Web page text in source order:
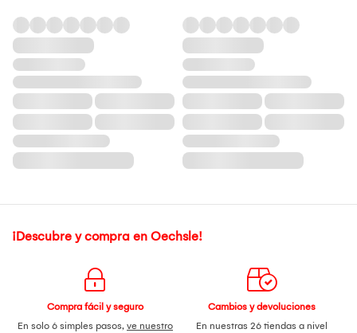
¡Descubre y compra en Oechsle!
Compra fácil y seguro
En solo 6 simples pasos, ve nuestro
Cambios y devoluciones
En nuestras 26 tiendas a nivel